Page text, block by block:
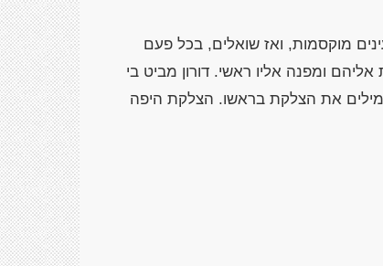
מוקסמות, ואז שואלים, בכל פעם
ומפנה אליו ראשי. דורון מביט בי
את הצלקת בראשו. הצלקת היפה